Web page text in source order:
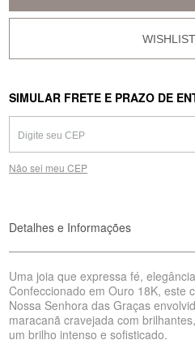
SIMULAR FRETE E PRAZO DE
Não sei meu CEP
Detalhes e Informações
Uma joia que expressa fé,
Confeccionado em Ouro 18K, este
Nossa Senhora das Graças
maracanã cravejada com
um brilho intenso e sofisticado.